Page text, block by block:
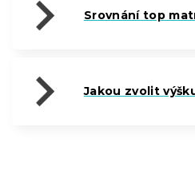
Srovnání top
Jakou zvolit